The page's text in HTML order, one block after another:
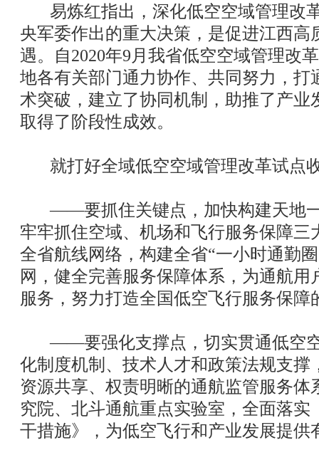
易炼红指出，深化低空空域管理改
央军委作出的重大决策，是促进江西高
遇。自2020年9月我省低空空域管理改
地各有关部门通力协作、共同努力，打
术突破，建立了协同机制，助推了产业
取得了阶段性成效。
就打好全域低空空域管理改革试点
——要抓住关键点，加快构建天地一
牢牢抓住空域、机场和飞行服务保障三
全省航线网络，构建全省“一小时通勤
网，健全完善服务保障体系，为通航用
服务，努力打造全国低空飞行服务保障
——要强化支撑点，切实贯通低空空
化制度机制、技术人才和政策法规支撑
资源共享、权责明晰的通航监管服务体
究院、北斗通航重点实验室，全面落实
干措施》，为低空飞行和产业发展提供